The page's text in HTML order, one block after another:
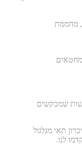
מחממת
שמבקשים
תאי מגלגול
לנו.